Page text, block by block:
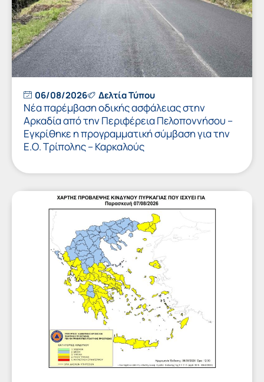
06/08/2026 Δελτία Τύπου
Νέα παρέμβαση οδικής ασφάλειας στην
Αρκαδία από την Περιφέρεια Πελοποννήσου –
Εγκρίθηκε η προγραμματική σύμβαση για την
Ε.Ο. Τρίπολης – Καρκαλούς